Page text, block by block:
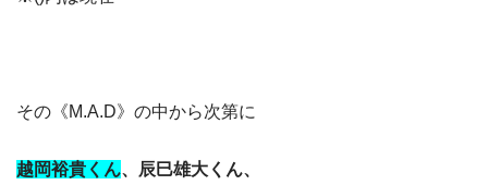
その《M.A.D》の中から次第に
越岡裕貴くん、辰巳雄大くん、